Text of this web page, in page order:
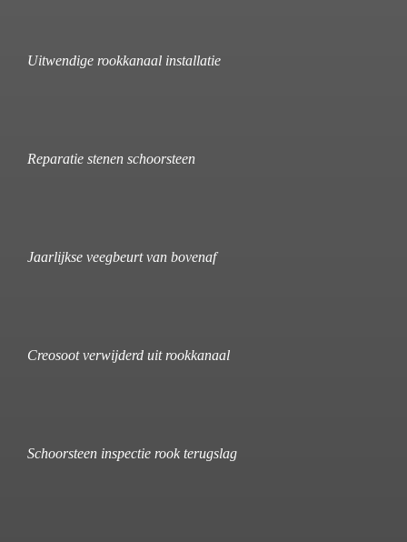
Uitwendige rookkanaal installatie
Reparatie stenen schoorsteen
Jaarlijkse veegbeurt van bovenaf
Creosoot verwijderd uit rookkanaal
Schoorsteen inspectie rook terugslag